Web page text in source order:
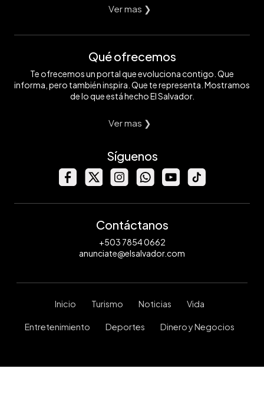
Ver mas ❯
Qué ofrecemos
Te ofrecemos un portal que evoluciona contigo. Que
informa, pero también inspira. Que te representa. Mostramos
de lo que está hecho El Salvador.
Ver mas ❯
Síguenos
Contáctanos
+503 7854 0662
anunciate@elsalvador.com
Inicio Turismo Noticias Vida
Entretenimiento Deportes Dinero y Negocios